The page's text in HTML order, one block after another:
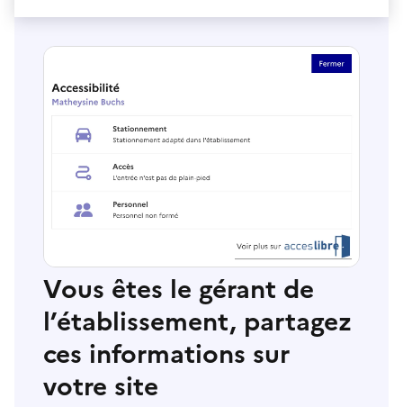
Vous êtes le gérant de
l’établissement, partagez
ces informations sur
votre site